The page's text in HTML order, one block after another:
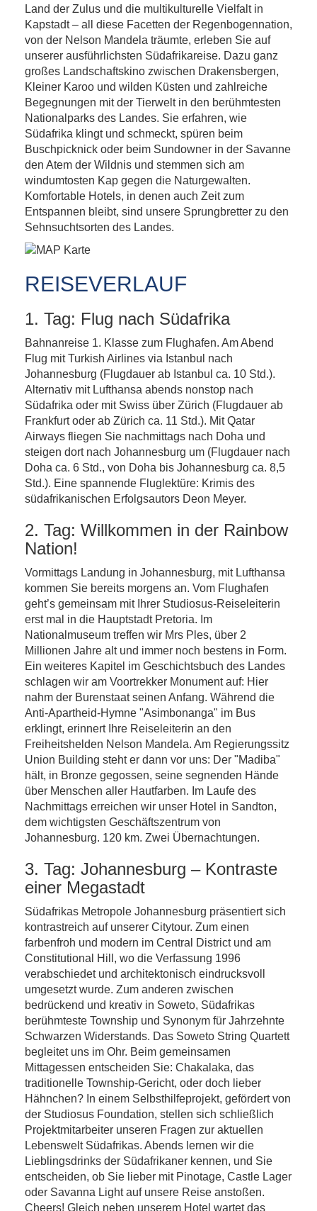
Land der Zulus und die multikulturelle Vielfalt in
Kapstadt – all diese Facetten der Regenbogennation,
von der Nelson Mandela träumte, erleben Sie auf
unserer ausführlichsten Südafrikareise. Dazu ganz
großes Landschaftskino zwischen Drakensbergen,
Kleiner Karoo und wilden Küsten und zahlreiche
Begegnungen mit der Tierwelt in den berühmtesten
Nationalparks des Landes. Sie erfahren, wie
Südafrika klingt und schmeckt, spüren beim
Buschpicknick oder beim Sundowner in der Savanne
den Atem der Wildnis und stemmen sich am
windumtosten Kap gegen die Naturgewalten.
Komfortable Hotels, in denen auch Zeit zum
Entspannen bleibt, sind unsere Sprungbretter zu den
Sehnsuchtsorten des Landes.
REISEVERLAUF
1. Tag: Flug nach Südafrika
Bahnanreise 1. Klasse zum Flughafen. Am Abend
Flug mit Turkish Airlines via Istanbul nach
Johannesburg (Flugdauer ab Istanbul ca. 10 Std.).
Alternativ mit Lufthansa abends nonstop nach
Südafrika oder mit Swiss über Zürich (Flugdauer ab
Frankfurt oder ab Zürich ca. 11 Std.). Mit Qatar
Airways fliegen Sie nachmittags nach Doha und
steigen dort nach Johannesburg um (Flugdauer nach
Doha ca. 6 Std., von Doha bis Johannesburg ca. 8,5
Std.). Eine spannende Fluglektüre: Krimis des
südafrikanischen Erfolgsautors Deon Meyer.
2. Tag: Willkommen in der Rainbow
Nation!
Vormittags Landung in Johannesburg, mit Lufthansa
kommen Sie bereits morgens an. Vom Flughafen
geht’s gemeinsam mit Ihrer Studiosus-Reiseleiterin
erst mal in die Hauptstadt Pretoria. Im
Nationalmuseum treffen wir Mrs Ples, über 2
Millionen Jahre alt und immer noch bestens in Form.
Ein weiteres Kapitel im Geschichtsbuch des Landes
schlagen wir am Voortrekker Monument auf: Hier
nahm der Burenstaat seinen Anfang. Während die
Anti-Apartheid-Hymne "Asimbonanga" im Bus
erklingt, erinnert Ihre Reiseleiterin an den
Freiheitshelden Nelson Mandela. Am Regierungssitz
Union Building steht er dann vor uns: Der "Madiba"
hält, in Bronze gegossen, seine segnenden Hände
über Menschen aller Hautfarben. Im Laufe des
Nachmittags erreichen wir unser Hotel in Sandton,
dem wichtigsten Geschäftszentrum von
Johannesburg. 120 km. Zwei Übernachtungen.
3. Tag: Johannesburg – Kontraste
einer Megastadt
Südafrikas Metropole Johannesburg präsentiert sich
kontrastreich auf unserer Citytour. Zum einen
farbenfroh und modern im Central District und am
Constitutional Hill, wo die Verfassung 1996
verabschiedet und architektonisch eindrucksvoll
umgesetzt wurde. Zum anderen zwischen
bedrückend und kreativ in Soweto, Südafrikas
berühmteste Township und Synonym für Jahrzehnte
Schwarzen Widerstands. Das Soweto String Quartett
begleitet uns im Ohr. Beim gemeinsamen
Mittagessen entscheiden Sie: Chakalaka, das
traditionelle Township-Gericht, oder doch lieber
Hähnchen? In einem Selbsthilfeprojekt, gefördert von
der Studiosus Foundation, stellen sich schließlich
Projektmitarbeiter unseren Fragen zur aktuellen
Lebenswelt Südafrikas. Abends lernen wir die
Lieblingsdrinks der Südafrikaner kennen, und Sie
entscheiden, ob Sie lieber mit Pinotage, Castle Lager
oder Savanna Light auf unsere Reise anstoßen.
Cheers! Gleich neben unserem Hotel wartet das